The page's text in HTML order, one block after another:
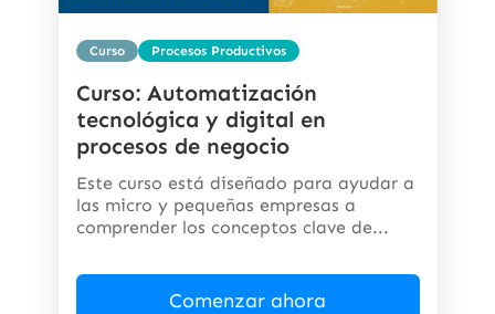
Curso Procesos Productivos
Curso: Automatización
tecnológica y digital en
procesos de negocio
Este curso está diseñado para ayudar a
las micro y pequeñas empresas a
comprender los conceptos clave de...
Comenzar ahora